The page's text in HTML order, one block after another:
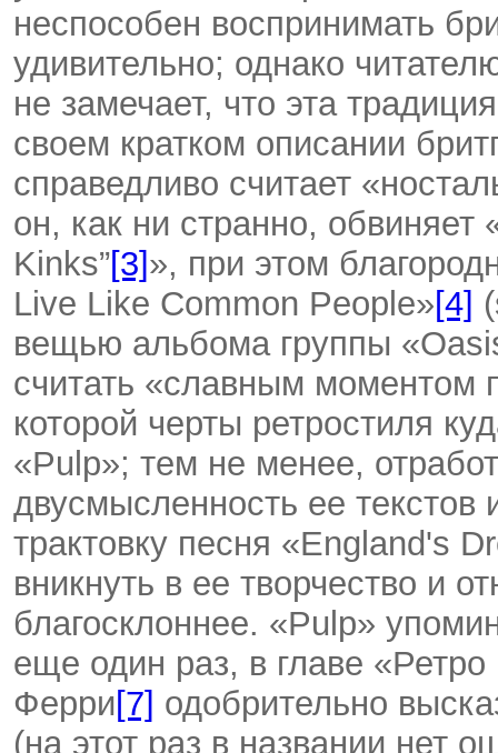
неспособен воспринимать
удивительно; однако
не замечает, что эта
своем кратком описании
справедливо считает
он, как ни странно, обвиняет
Kinks”[3]», при этом
Live Like Common People»[4]
вещью альбома группы
считать «славным моментом
которой черты ретростиля
«Pulp»; тем не менее,
двусмысленность ее
трактовку песня «England's
вникнуть в ее творчество и
благосклоннее. «Pulp»
еще один раз, в главе
Ферри[7] одобрительно
(на этот раз в названии нет